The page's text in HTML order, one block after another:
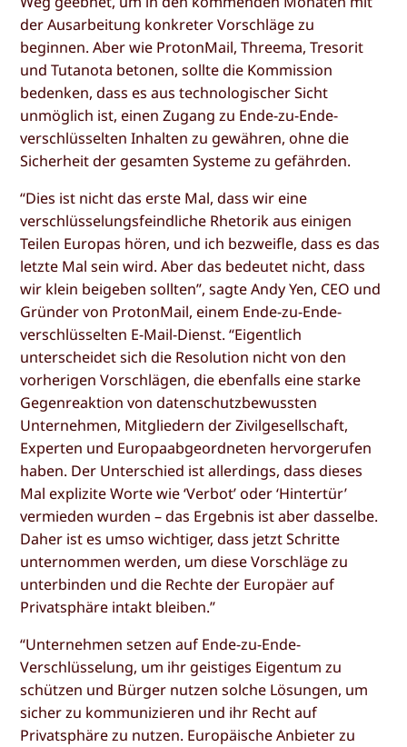
der Ausarbeitung konkreter Vorschläge zu
beginnen. Aber wie ProtonMail, Threema, Tresorit
und Tutanota betonen, sollte die Kommission
bedenken, dass es aus technologischer Sicht
unmöglich ist, einen Zugang zu Ende-zu-Ende-
verschlüsselten Inhalten zu gewähren, ohne die
Sicherheit der gesamten Systeme zu gefährden.
“Dies ist nicht das erste Mal, dass wir eine
verschlüsselungsfeindliche Rhetorik aus einigen
Teilen Europas hören, und ich bezweifle, dass es das
letzte Mal sein wird. Aber das bedeutet nicht, dass
wir klein beigeben sollten”, sagte Andy Yen, CEO und
Gründer von ProtonMail, einem Ende-zu-Ende-
verschlüsselten E-Mail-Dienst. “Eigentlich
unterscheidet sich die Resolution nicht von den
vorherigen Vorschlägen, die ebenfalls eine starke
Gegenreaktion von datenschutzbewussten
Unternehmen, Mitgliedern der Zivilgesellschaft,
Experten und Europaabgeordneten hervorgerufen
haben. Der Unterschied ist allerdings, dass dieses
Mal explizite Worte wie ‘Verbot’ oder ‘Hintertür’
vermieden wurden – das Ergebnis ist aber dasselbe.
Daher ist es umso wichtiger, dass jetzt Schritte
unternommen werden, um diese Vorschläge zu
unterbinden und die Rechte der Europäer auf
Privatsphäre intakt bleiben.”
“Unternehmen setzen auf Ende-zu-Ende-
Verschlüsselung, um ihr geistiges Eigentum zu
schützen und Bürger nutzen solche Lösungen, um
sicher zu kommunizieren und ihr Recht auf
Privatsphäre zu nutzen. Europäische Anbieter zu